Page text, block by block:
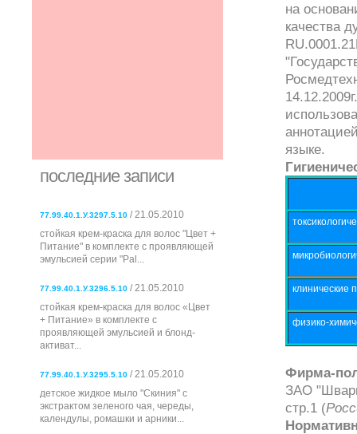
последние записи
77.99.40.1.У.3297.5.10 / 21.05.2010
стойкая крем-краска для волос "Цвет +
Питание" в комплекте с проявляющей
эмульсией серии "Pal...
77.99.40.1.У.3296.5.10 / 21.05.2010
стойкая крем-краска для волос «Цвет
+ Питание» в комплекте с
проявляющей эмульсией и блонд-
активат...
77.99.40.1.У.3295.5.10 / 21.05.2010
детское жидкое мыло "Скиния" с
экстрактом зеленого чая, череды,
календулы, ромашки и арники...
на
качества
языке.
клинические
физико-
Фирма-
ЗАО
стр.1 (